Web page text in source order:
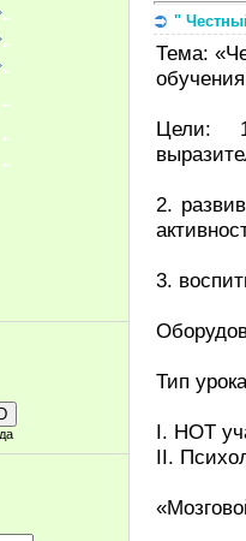
"
Тема:
Цели:
2.
3.
Тип
I. НОТ
II.